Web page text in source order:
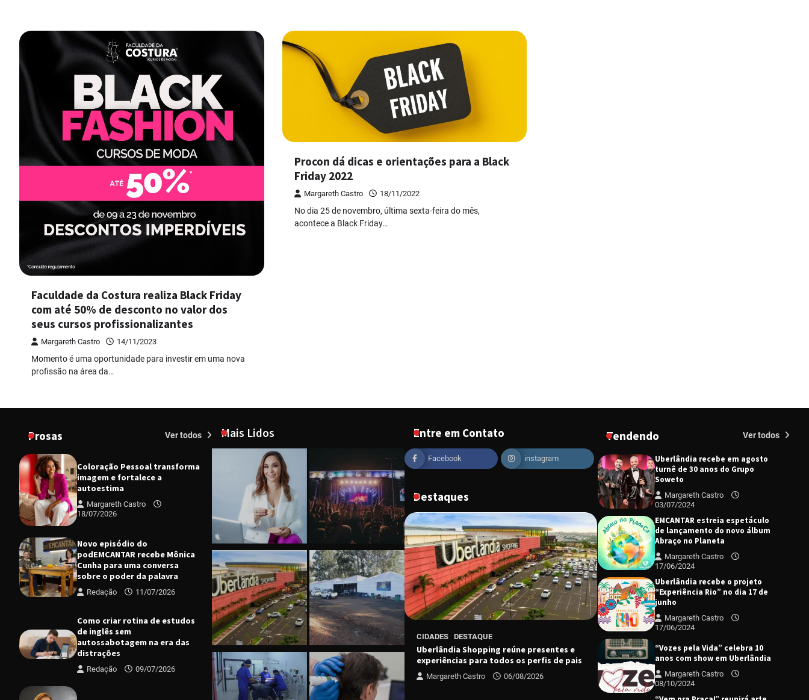
Faculdade da Costura realiza Black Friday
com até 50% de desconto no valor dos
seus cursos profissionalizantes
Margareth Castro 14/11/2023
Momento é uma oportunidade para investir em uma nova
profissão na área da…
Procon dá dicas e orientações para a Black
Friday 2022
Margareth Castro 18/11/2022
No dia 25 de novembro, última sexta-feira do mês,
acontece a Black Friday…
Prosas Ver todos
Coloração Pessoal transforma
imagem e fortalece a
autoestima
Margareth Castro
18/07/2026
Novo episódio do
podEMCANTAR recebe Mônica
Cunha para uma conversa
sobre o poder da palavra
Redação 11/07/2026
Como criar rotina de estudos
de inglês sem
autossabotagem na era das
distrações
Redação 09/07/2026
Mais Lidos Entre em Contato
Facebook instagram
Destaques
CIDADES DESTAQUE
Bazar Solidário do Grupo Luta Pela Vida
tem nova edição no dia 13 de agosto
Margareth Castro 06/08/2026
CIDADES DESTAQUE
Uberlândia Shopping reúne presentes e
experiências para todos os perfis de pais
Margareth Castro 06/08/2026
CIDADES DESTAQUE
Prefeitura apoia romeiros com
tradicional barraca na BR-365
Margareth Castro 06/08/2026
Tendendo Ver todos
curso gratuito de Tricologia e
09/07/2024
Uberlândia recebe em agosto
turnê de 30 anos do Grupo
Soweto
Margareth Castro
03/07/2024
EMCANTAR estreia espetáculo
de lançamento do novo álbum
Abraço no Planeta
Margareth Castro
17/06/2024
Uberlândia recebe o projeto
“Experiência Rio” no dia 17 de
junho
Margareth Castro
17/06/2024
“Vozes pela Vida” celebra 10
anos com show em Uberlândia
Margareth Castro
08/10/2024